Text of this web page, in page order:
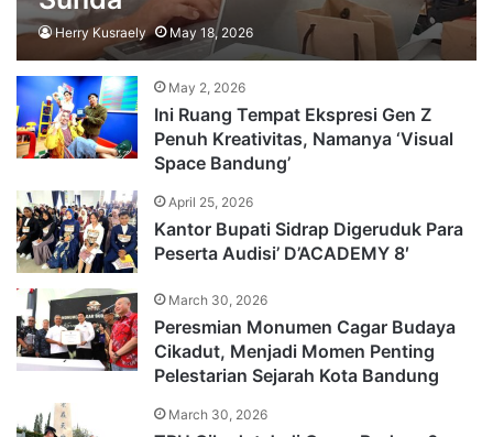
Herry Kusraely May 18, 2026
May 2, 2026
Ini Ruang Tempat Ekspresi Gen Z
Penuh Kreativitas, Namanya ‘Visual
Space Bandung’
April 25, 2026
Kantor Bupati Sidrap Digeruduk Para
Peserta Audisi’ D’ACADEMY 8′
March 30, 2026
Peresmian Monumen Cagar Budaya
Cikadut, Menjadi Momen Penting
Pelestarian Sejarah Kota Bandung
March 30, 2026